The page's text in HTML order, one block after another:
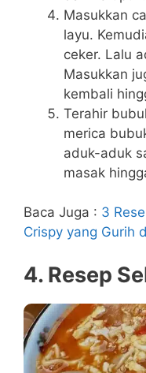
Masukkan
layu.
ceker. Lalu
Masukkan
kembali
Terahir
merica
aduk-aduk
masak
Baca Juga : 3
Crispy yang Gurih
4. Resep